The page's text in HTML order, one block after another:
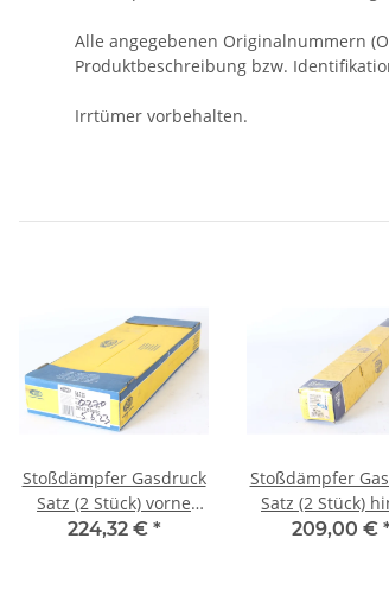
Alle angegebenen Originalnummern
Produktbeschreibung bzw.
Irrtümer vorbehalten.
Stoßdämpfer Gasdruck
Satz (2 Stück) vorne
Spica NEU Alfa
224,32 € *
Stoßdämpfer
Satz (2 Stück)
Spica NEU
209,00 €